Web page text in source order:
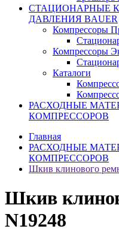
СТАЦИОНАРНЫЕ
ДАВЛЕНИЯ BAUER
Компрессоры
Компрессоры
Каталоги
РАСХОДНЫЕ
КОМПРЕССОРОВ
Главная
РАСХОДНЫЕ
КОМПРЕССОРОВ
Шкив клинового
Шкив
N19248